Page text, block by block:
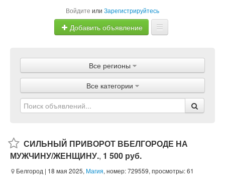
Войдите или Зарегистрируйтесь
Добавить объявление
Объявления
Магазины
Услуги
Все регионы
Все категории
СИЛЬНЫЙ ПРИВОРОТ ВБЕЛГОРОДЕ НА
МУЖЧИНУ/ЖЕНЩИНУ., 1 500 руб.
Белгород | 18 мая 2025, Магия, номер: 729559, просмотры: 61